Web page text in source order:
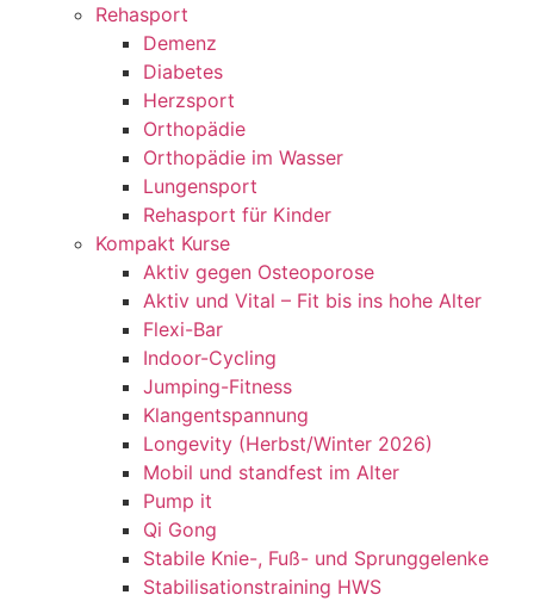
Rehasport
Demenz
Diabetes
Herzsport
Orthopädie
Orthopädie im Wasser
Lungensport
Rehasport für Kinder
Kompakt Kurse
Aktiv gegen Osteoporose
Aktiv und Vital – Fit bis ins hohe Alter
Flexi-Bar
Indoor-Cycling
Jumping-Fitness
Klangentspannung
Longevity (Herbst/Winter 2026)
Mobil und standfest im Alter
Pump it
Qi Gong
Stabile Knie-, Fuß- und Sprunggelenke
Stabilisationstraining HWS